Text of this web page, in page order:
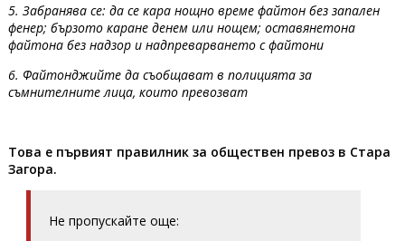
5. Забранява се: да се кара нощно време файтон без запален
фенер; бързото каране денем или нощем; оставянетона
файтона без надзор и надпреварването с файтони
6. Файтонджийте да съобщават в полицията за
съмнителните лица, които превозват
Това е първият правилник за обществен превоз в Стара
Загора.
Не пропускайте още: